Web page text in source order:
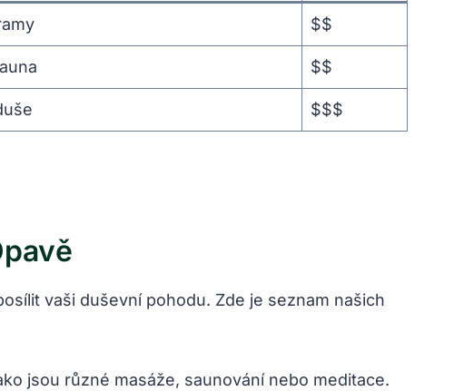
$$
$$
$$$
vaši duševní pohodu. Zde je seznam našich
jsou různé masáže, saunování nebo meditace.